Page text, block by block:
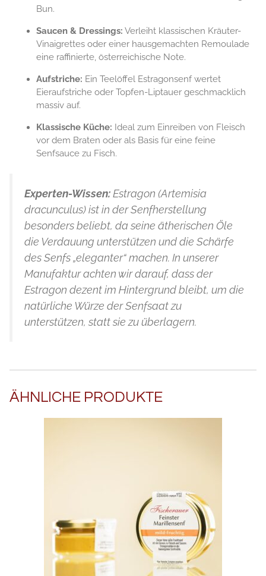
Bun.
Saucen & Dressings: Verleiht klassischen Kräuter-
Vinaigrettes oder einer hausgemachten Remoulade
eine raffinierte, österreichische Note.
Aufstriche: Ein Teelöffel Estragonsenf wertet
Eieraufstriche oder Topfen-Liptauer geschmacklich
massiv auf.
Klassische Küche: Ideal zum Einreiben von Fleisch
vor dem Braten oder als Basis für eine feine
Senfsauce zu Fisch.
Experten-Wissen:Estragon (Artemisia
dracunculus) ist in der Senfherstellung
besonders beliebt, da seine ätherischen Öle
die Verdauung unterstützen und die Schärfe
des Senfs „eleganter“ machen. In unserer
Manufaktur achten wir darauf, dass der
Estragon dezent im Hintergrund bleibt, um die
natürliche Würze der Senfsaat zu
unterstützen, statt sie zu überlagern.
ÄHNLICHE PRODUKTE